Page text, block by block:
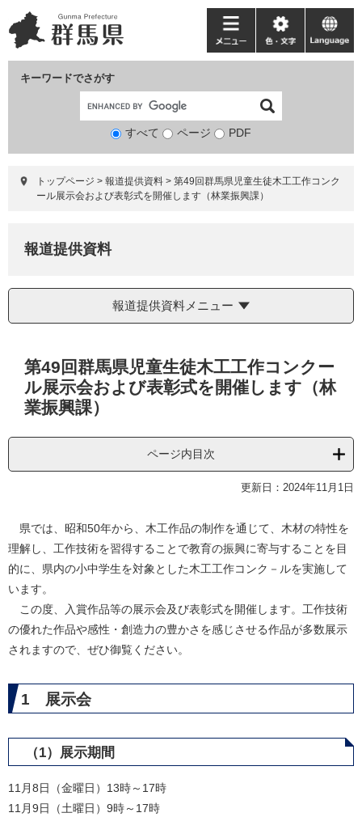
ー
ジ
ニ
ュ
て
キーワードでさがす
検
象
すべて ページ PDF
メ
ニ
ー
色・
文
language
トップページ > 報道提供資料 > 第49回群馬県児童生徒木工工作コンク
ール展示会および表彰式を開催します（林業振興課）
報道提供資料
報道提供資料メニュー
第49回群馬県児童生徒木工工作コンクー
ル展示会および表彰式を開催します（林
業振興課）
ページ内目次
更新日：2024年11月1日
県では、昭和50年から、木工作品の制作を通じて、木材の特性を
理解し、工作技術を習得することで教育の振興に寄与することを目
的に、県内の小中学生を対象とした木工工作コンク－ルを実施して
います。
この度、入賞作品等の展示会及び表彰式を開催します。工作技術
の優れた作品や感性・創造力の豊かさを感じさせる作品が多数展示
されますので、ぜひ御覧ください。
1 展示会
（1）展示期間
11月8日（金曜日）13時～17時
11月9日（土曜日）9時～17時